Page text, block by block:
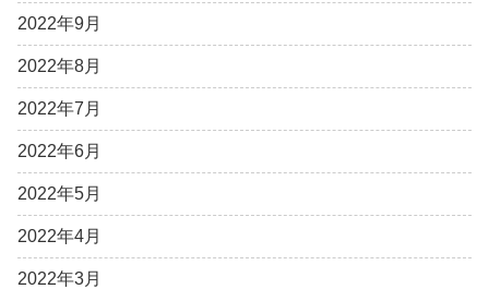
2022年9月
2022年8月
2022年7月
2022年6月
2022年5月
2022年4月
2022年3月